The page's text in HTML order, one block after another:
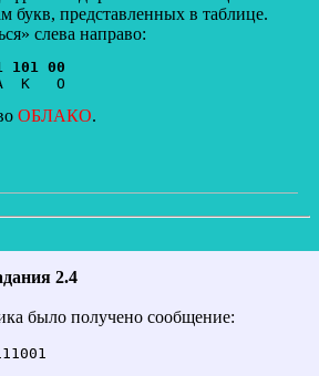
букв, представленных в таблице.
слева направо:
101 00
ОБЛАКО.
2.4
было получено сообщение: